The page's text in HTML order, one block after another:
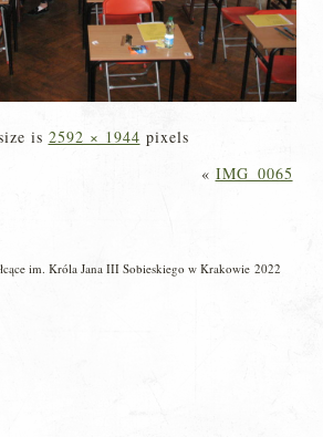
is 2592 × 1944 pixels
« IMG_0065
im. Króla Jana III Sobieskiego w Krakowie 2022